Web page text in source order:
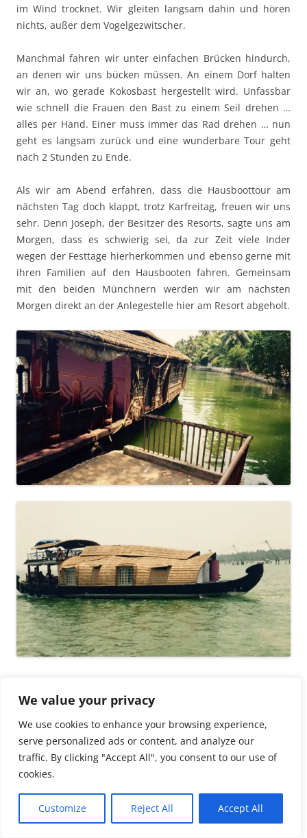
We value your privacy
We use cookies to enhance your browsing experience,
serve personalized ads or content, and analyze our
traffic. By clicking "Accept All", you consent to our use of
cookies.
Customize Reject All Accept All
im Wind trocknet. Wir gleiten langsam dahin und hören
nichts, außer dem Vogelgezwitscher.
Manchmal fahren wir unter einfachen Brücken hindurch,
an denen wir uns bücken müssen. An einem Dorf halten
wir an, wo gerade Kokosbast hergestellt wird. Unfassbar
wie schnell die Frauen den Bast zu einem Seil drehen …
alles per Hand. Einer muss immer das Rad drehen … nun
geht es langsam zurück und eine wunderbare Tour geht
nach 2 Stunden zu Ende.
Als wir am Abend erfahren, dass die Hausboottour am
nächsten Tag doch klappt, trotz Karfreitag, freuen wir uns
sehr. Denn Joseph, der Besitzer des Resorts, sagte uns am
Morgen, dass es schwierig sei, da zur Zeit viele Inder
wegen der Festtage hierherkommen und ebenso gerne mit
ihren Familien auf den Hausbooten fahren. Gemeinsam
mit den beiden Münchnern werden wir am nächsten
Morgen direkt an der Anlegestelle hier am Resort abgeholt.
stauen noch mehr, als wir hineinklettern … ein mit Ananas,
Tisch, 2 Stühle davor, blaue Sitzkissen mit orientalischen
Ornamenten, bunte Teppiche … wow , wir sind platt,
schauen uns direkt die beiden Schlafzimmer und die
Bordküche an, in der die beiden alten, eher zahnlosen
Männer für uns kochen.
Abonnieren